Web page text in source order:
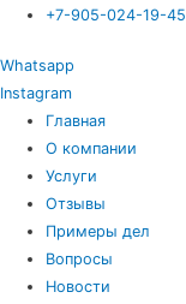
+7-905-024-19-45
Whatsapp
Instagram
Главная
О компании
Услуги
Отзывы
Примеры дел
Вопросы
Новости